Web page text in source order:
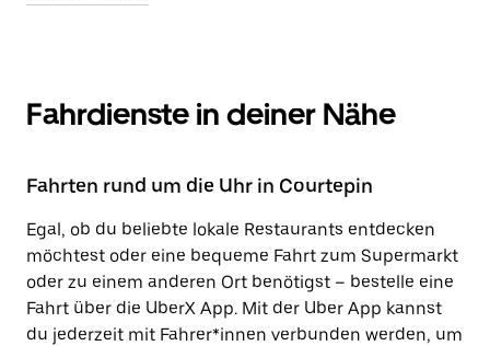
Fahrdienste in deiner Nähe
Fahrten rund um die Uhr in Courtepin
Egal, ob du beliebte lokale Restaurants entdecken
möchtest oder eine bequeme Fahrt zum Supermarkt
oder zu einem anderen Ort benötigst – bestelle eine
Fahrt über die UberX App. Mit der Uber App kannst
du jederzeit mit Fahrer*innen verbunden werden, um